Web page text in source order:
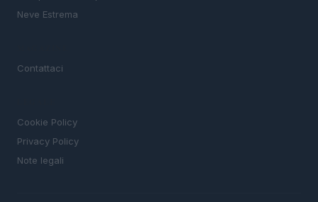
Neve Estrema
Contattaci
Cookie Policy
Privacy Policy
Note legali